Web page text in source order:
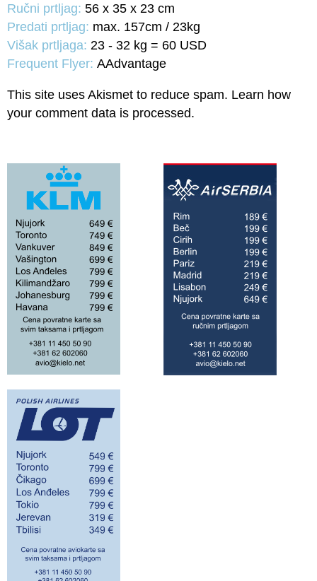
Ručni prtljag: 56 x 35 x 23 cm
Predati prtljag: max. 157cm / 23kg
Višak prtljaga: 23 - 32 kg = 60 USD
Frequent Flyer: AAdvantage
This site uses Akismet to reduce spam. Learn how
your comment data is processed.